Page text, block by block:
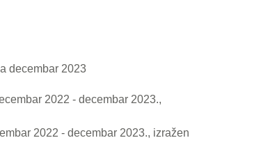
decembar 2023
2022 - decembar 2023., izražen